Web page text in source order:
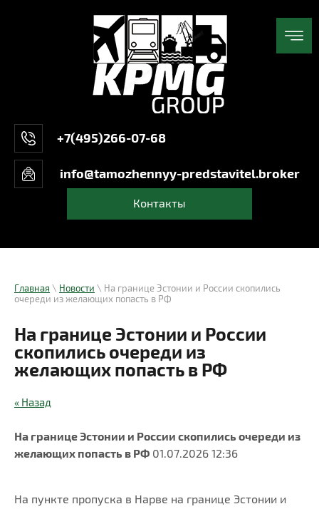
+7(495)266-07-68
info@tamozhennyy-predstavitel.broker
Контакты
Главная \ Новости \ На границе Эстонии и России скопились
очереди из желающих попасть в РФ
На границе Эстонии и России
скопились очереди из
желающих попасть в РФ
« Назад
На границе Эстонии и России скопились очереди из
желающих попасть в РФ 01.07.2026 12:36
На пункте пропуска в Нарве на границе Эстонии и